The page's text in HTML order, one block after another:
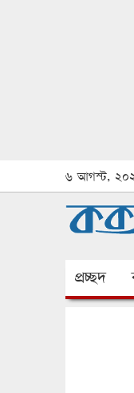
৬ আগস্ট,
প্রচ্ছদ